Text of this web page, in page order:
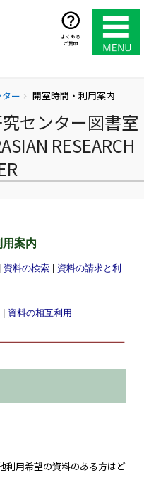
よくある
ご質問
ー chevron_right 開室時間・利用案内
センター図書室
RESEARCH
用案内
資料の検索
資料の請求と利
| 資料の相互利用
利用希望の資料のある方はど